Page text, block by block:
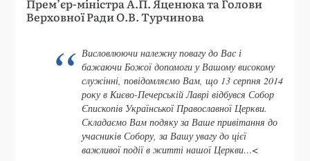
Верховної Ради О.В. Турчинова
Висловлюючи належну повагу до Вас і
бажаючи Божої допомоги у Вашому високому
служінні, повідомляємо Вам, що 13 серпня 2014
року в Києво-Печерській Лаврі відбувся Собор
Єпископів Української Православної Церкви.
Складаємо Вам подяку за Ваше привітання до
учасників Собору, за Вашу увагу до цієї
важливої події в житті нашої Церкви…<